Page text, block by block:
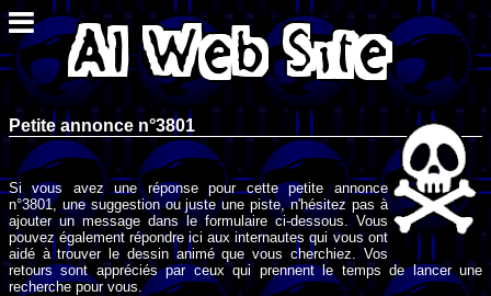
Petite annonce n°3801
Si vous avez une réponse pour cette petite annonce
n°3801, une suggestion ou juste une piste, n'hésitez pas à
ajouter un message dans le formulaire ci-dessous. Vous
pouvez également répondre ici aux internautes qui vous ont
aidé à trouver le dessin animé que vous cherchiez. Vos
retours sont appréciés par ceux qui prennent le temps de lancer une
recherche pour vous.